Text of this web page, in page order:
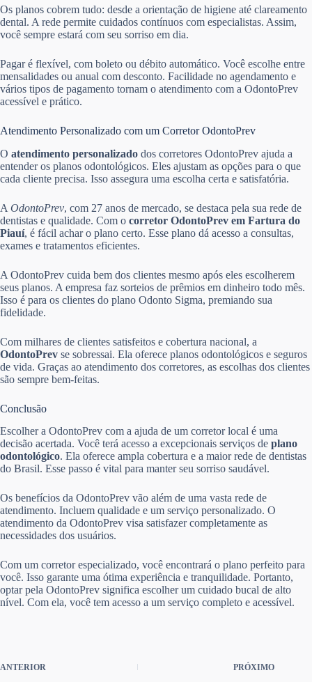
Os planos cobrem tudo: desde a orientação de higiene até clareamento
dental. A rede permite cuidados contínuos com especialistas. Assim,
você sempre estará com seu sorriso em dia.
Pagar é flexível, com boleto ou débito automático. Você escolhe entre
mensalidades ou anual com desconto. Facilidade no agendamento e
vários tipos de pagamento tornam o atendimento com a OdontoPrev
acessível e prático.
Atendimento Personalizado com um Corretor OdontoPrev
O atendimento personalizado dos corretores OdontoPrev ajuda a
entender os planos odontológicos. Eles ajustam as opções para o que
cada cliente precisa. Isso assegura uma escolha certa e satisfatória.
A OdontoPrev, com 27 anos de mercado, se destaca pela sua rede de
dentistas e qualidade. Com o corretor OdontoPrev em Fartura do
Piauí, é fácil achar o plano certo. Esse plano dá acesso a consultas,
exames e tratamentos eficientes.
A OdontoPrev cuida bem dos clientes mesmo após eles escolherem
seus planos. A empresa faz sorteios de prêmios em dinheiro todo mês.
Isso é para os clientes do plano Odonto Sigma, premiando sua
fidelidade.
Com milhares de clientes satisfeitos e cobertura nacional, a
OdontoPrev se sobressai. Ela oferece planos odontológicos e seguros
de vida. Graças ao atendimento dos corretores, as escolhas dos clientes
são sempre bem-feitas.
Conclusão
Escolher a OdontoPrev com a ajuda de um corretor local é uma
decisão acertada. Você terá acesso a excepcionais serviços de plano
odontológico. Ela oferece ampla cobertura e a maior rede de dentistas
do Brasil. Esse passo é vital para manter seu sorriso saudável.
Os benefícios da OdontoPrev vão além de uma vasta rede de
atendimento. Incluem qualidade e um serviço personalizado. O
atendimento da OdontoPrev visa satisfazer completamente as
necessidades dos usuários.
Com um corretor especializado, você encontrará o plano perfeito para
você. Isso garante uma ótima experiência e tranquilidade. Portanto,
optar pela OdontoPrev significa escolher um cuidado bucal de alto
nível. Com ela, você tem acesso a um serviço completo e acessível.
ANTERIOR PRÓXIMO